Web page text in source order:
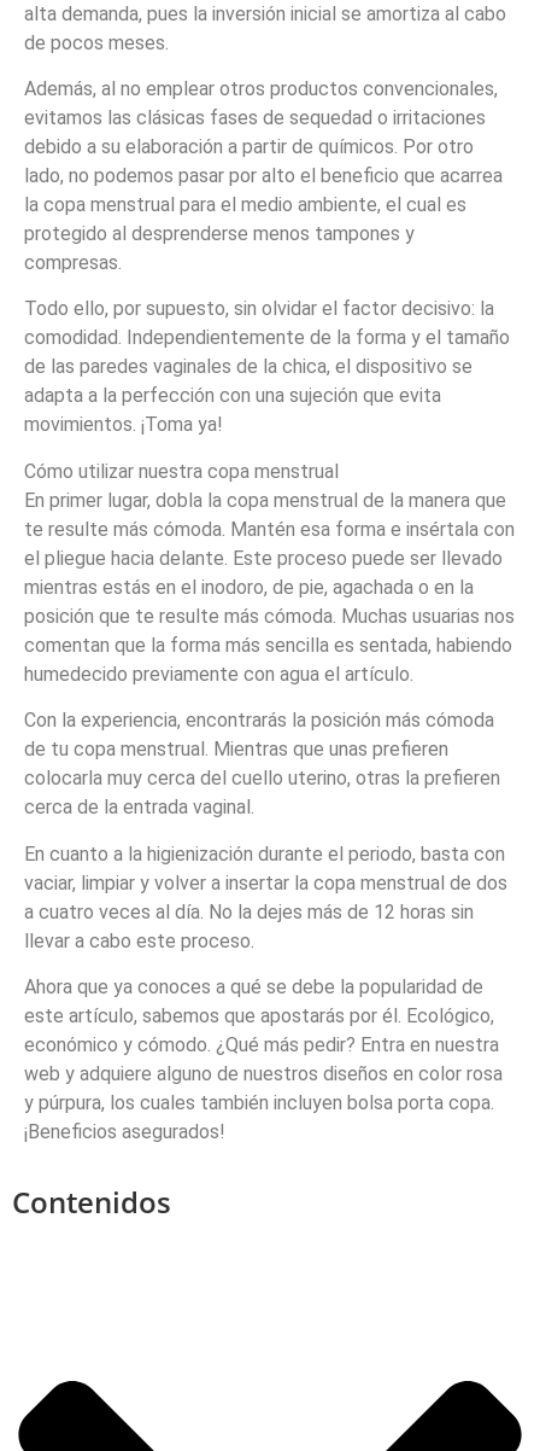
alta demanda, pues la inversión inicial se amortiza al cabo
de pocos meses.
Además, al no emplear otros productos convencionales,
evitamos las clásicas fases de sequedad o irritaciones
debido a su elaboración a partir de químicos. Por otro
lado, no podemos pasar por alto el beneficio que acarrea
la copa menstrual para el medio ambiente, el cual es
protegido al desprenderse menos tampones y
compresas.
Todo ello, por supuesto, sin olvidar el factor decisivo: la
comodidad. Independientemente de la forma y el tamaño
de las paredes vaginales de la chica, el dispositivo se
adapta a la perfección con una sujeción que evita
movimientos. ¡Toma ya!
Cómo utilizar nuestra copa menstrual
En primer lugar, dobla la copa menstrual de la manera que
te resulte más cómoda. Mantén esa forma e insértala con
el pliegue hacia delante. Este proceso puede ser llevado
mientras estás en el inodoro, de pie, agachada o en la
posición que te resulte más cómoda. Muchas usuarias nos
comentan que la forma más sencilla es sentada, habiendo
humedecido previamente con agua el artículo.
Con la experiencia, encontrarás la posición más cómoda
de tu copa menstrual. Mientras que unas prefieren
colocarla muy cerca del cuello uterino, otras la prefieren
cerca de la entrada vaginal.
En cuanto a la higienización durante el periodo, basta con
vaciar, limpiar y volver a insertar la copa menstrual de dos
a cuatro veces al día. No la dejes más de 12 horas sin
llevar a cabo este proceso.
Ahora que ya conoces a qué se debe la popularidad de
este artículo, sabemos que apostarás por él. Ecológico,
económico y cómodo. ¿Qué más pedir? Entra en nuestra
web y adquiere alguno de nuestros diseños en color rosa
y púrpura, los cuales también incluyen bolsa porta copa.
¡Beneficios asegurados!
Contenidos